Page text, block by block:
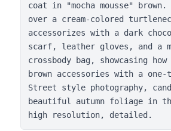
coat in "mocha mousse"
over a cream-colored
accessorizes with a dark
scarf, leather gloves, and a
crossbody bag, showcasing
brown accessories with a one-
Street style photography,
beautiful autumn foliage in
high resolution, detailed.